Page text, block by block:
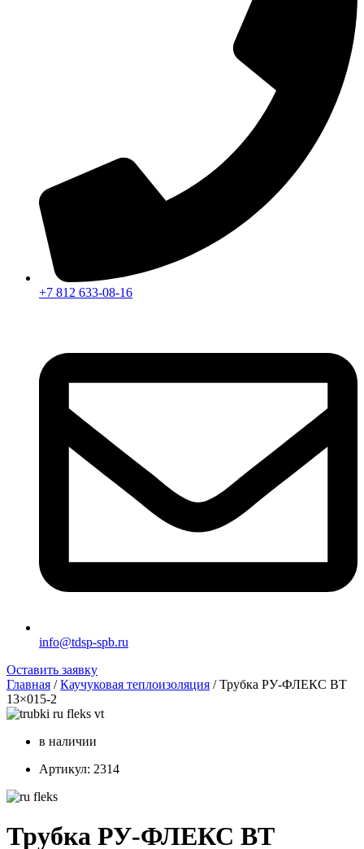
+7 812 633-08-16
info@tdsp-spb.ru
Оставить заявку
Главная /Каучуковая теплоизоляция / Трубка РУ-ФЛЕКС ВТ
13×015-2
в наличии
Артикул: 2314
Трубка РУ-ФЛЕКС ВТ